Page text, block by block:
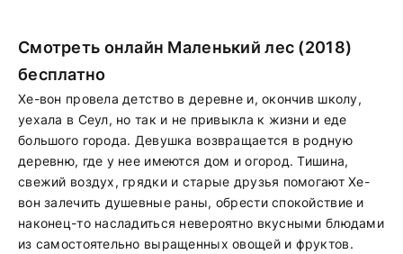
Смотреть онлайн Маленький лес (2018)
бесплатно
Хе-вон провела детство в деревне и, окончив школу,
уехала в Сеул, но так и не привыкла к жизни и еде
большого города. Девушка возвращается в родную
деревню, где у нее имеются дом и огород. Тишина,
свежий воздух, грядки и старые друзья помогают Хе-
вон залечить душевные раны, обрести спокойствие и
наконец-то насладиться невероятно вкусными блюдами
из самостоятельно выращенных овощей и фруктов.